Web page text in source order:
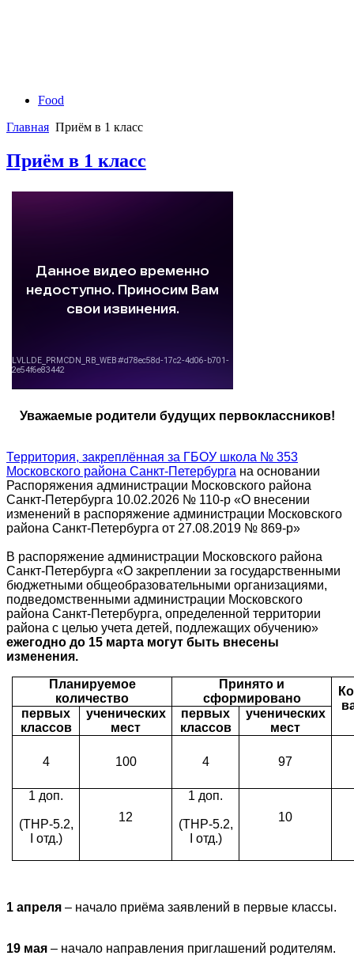
Food
Главная Приём в 1 класс
Приём в 1 класс
Уважаемые родители будущих первоклассников!
Территория, закреплённая за ГБОУ школа № 353
Московского района Санкт-Петербурга на основании
Распоряжения администрации Московского района
Санкт-Петербурга 10.02.2026 № 110-р «О внесении
изменений в распоряжение администрации Московского
района Санкт-Петербурга от 27.08.2019 № 869-р»
В распоряжение администрации Московского района
Санкт-Петербурга «О закреплении за государственными
бюджетными общеобразовательными организациями,
подведомственными администрации Московского
района Санкт-Петербурга, определенной территории
района с целью учета детей, подлежащих обучению»
ежегодно до 15 марта могут быть внесены
изменения.
Планируемое
количество
Принято и
сформировано
первых
классов
ученических
мест
первых
классов
ученических
мест
4 100 4 97
1 доп.
(ТНР-5.2,
отд.)
12
1 доп.
(ТНР-5.2,
отд.)
10
1 апреля – начало приёма заявлений в первые классы.
19 мая – начало направления приглашений родителям.